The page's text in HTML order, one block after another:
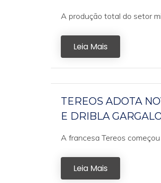
A produção total do setor
Leia Mais
TEREOS ADOTA
E DRIBLA
A francesa Tereos
Leia Mais